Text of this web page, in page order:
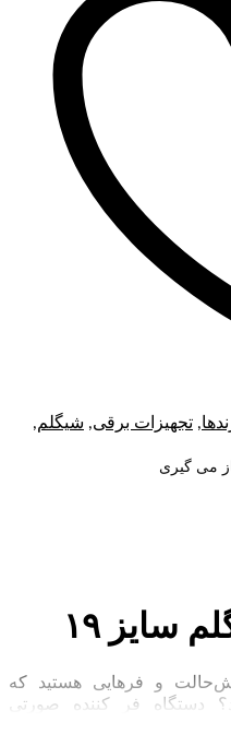
, تجهیزات برقی, شیگلم,
می گیری
۱۹
و فرهایی هستید که
دستگاه فر کننده صورتی